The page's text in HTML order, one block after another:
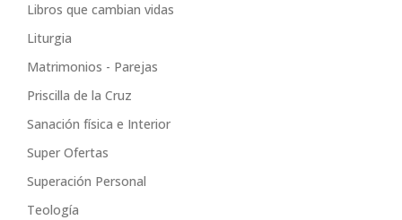
Libros que cambian vidas
Liturgia
Matrimonios - Parejas
Priscilla de la Cruz
Sanación física e Interior
Super Ofertas
Superación Personal
Teología